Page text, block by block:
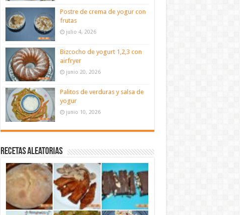
Postre de crema de yogur con
frutas
julio 4, 2026
Bizcocho de yogurt 1,2,3 con
airfryer
junio 20, 2026
Palitos de verduras y salsa de
yogur
junio 10, 2026
Recetas aleatorias